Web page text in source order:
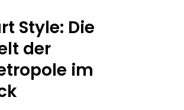
Style: Die
der
im